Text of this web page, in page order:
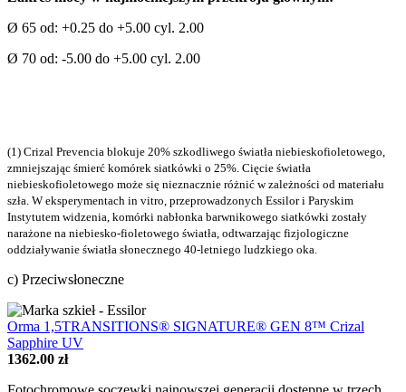
Ø 65 od: +0.25 do +5.00 cyl. 2.00
Ø 70 od: -5.00 do +5.00 cyl. 2.00
(1) Crizal Prevencia blokuje 20% szkodliwego światła niebieskofioletowego,
zmniejszając śmierć komórek siatkówki o 25%. Cięcie światła
niebieskofioletowego może się nieznacznie różnić w zależności od materiału
szła. W eksperymentach in vitro, przeprowadzonych Essilor i Paryskim
Instytutem widzenia, komórki nabłonka barwnikowego siatkówki zostały
narażone na niebiesko-fioletowego światła, odtwarzając fizjologiczne
oddziaływanie światła słonecznego 40-letniego ludzkiego oka.
c) Przeciwsłoneczne
Orma 1,5TRANSITIONS® SIGNATURE® GEN 8™ Crizal
Sapphire UV
1362.00 zł